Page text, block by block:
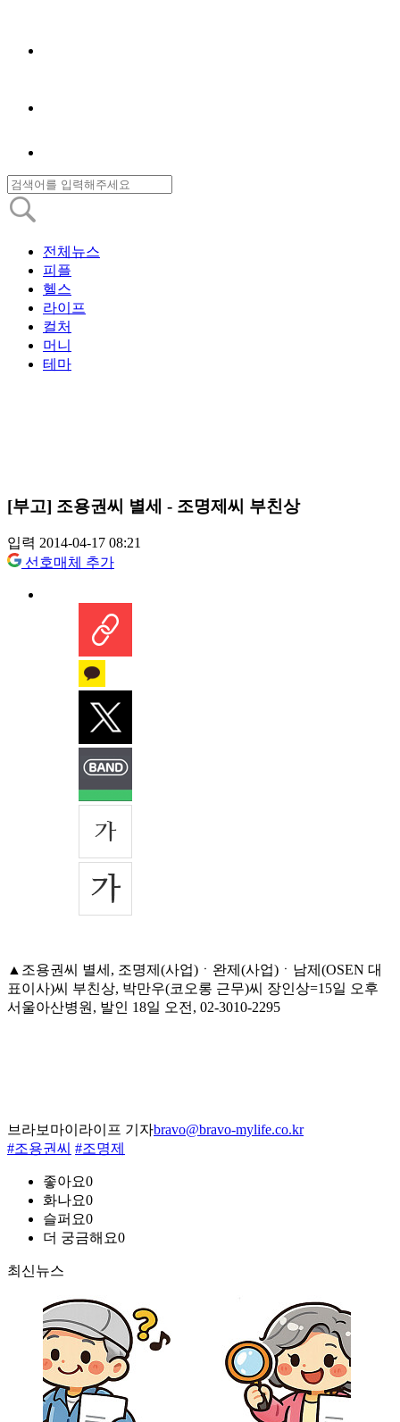
전체뉴스
피플
헬스
라이프
컬처
머니
테마
[부고] 조용권씨 별세 - 조명제씨 부친상
입력 2014-04-17 08:21
선호매체 추가
▲조용권씨 별세, 조명제(사업)ㆍ완제(사업)ㆍ남제(OSEN 대
표이사)씨 부친상, 박만우(코오롱 근무)씨 장인상=15일 오후
서울아산병원, 발인 18일 오전, 02-3010-2295
브라보마이라이프 기자bravo@bravo-mylife.co.kr
#조용권씨 #조명제
좋아요0
화나요0
슬퍼요0
더 궁금해요0
최신뉴스